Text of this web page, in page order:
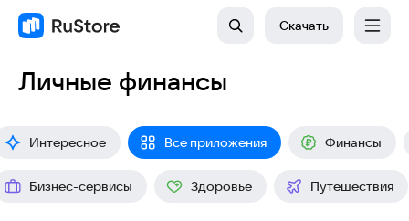
Скачать
Личные финансы
Интересное Все приложения Финансы
Бизнес-сервисы Здоровье Путешествия